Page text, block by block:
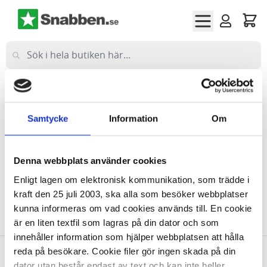
Samtycke Information Om
Denna webbplats använder cookies
Enligt lagen om elektronisk kommunikation, som trädde i
kraft den 25 juli 2003, ska alla som besöker webbplatser
kunna informeras om vad cookies används till. En cookie
är en liten textfil som lagras på din dator och som
innehåller information som hjälper webbplatsen att hålla
reda på besökare. Cookie filer gör ingen skada på din
(inkl moms)
Mer Möbler & Inredning
Kontorsmöbler
Insatser till hyllor & skåp
Vi kan inte hitta produkter som matchade urvalet.